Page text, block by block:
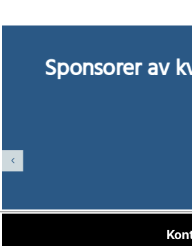
Sponsorer av